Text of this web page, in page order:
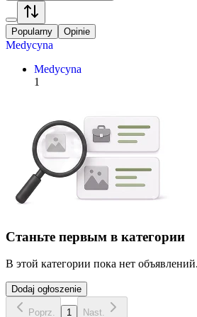
Popularny Opinie
Medycyna
Medycyna
1
Станьте первым в категории
В этой категории пока нет
Dodaj ogłoszenie
Poprz. 1 Nast.